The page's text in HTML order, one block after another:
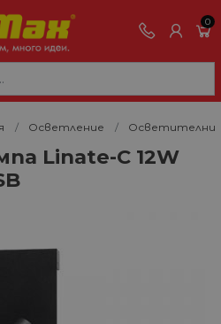
0
Осветление Осветителни
Linate-C 12W